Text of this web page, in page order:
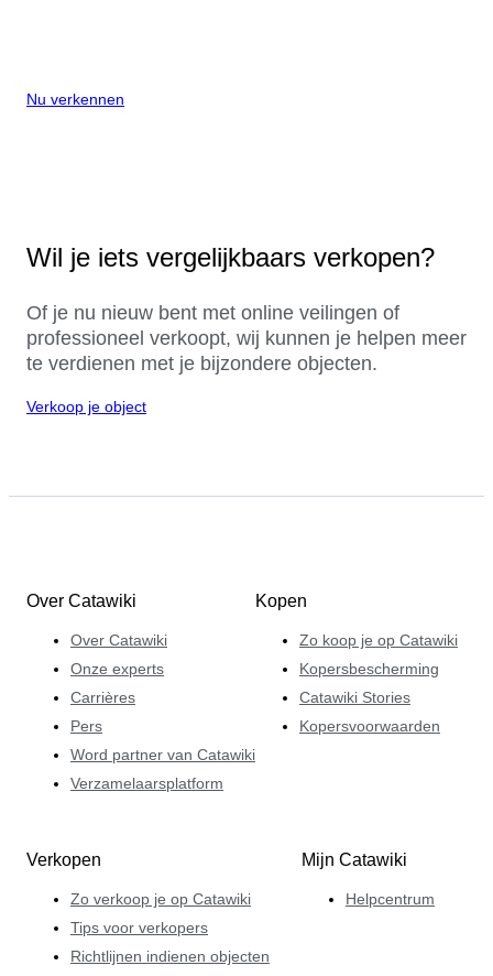
Nu verkennen
Wil je iets vergelijkbaars verkopen?
Of je nu nieuw bent met online veilingen of
professioneel verkoopt, wij kunnen je helpen meer
te verdienen met je bijzondere objecten.
Verkoop je object
Over Catawiki
Over Catawiki
Onze experts
Carrières
Pers
Word partner van Catawiki
Verzamelaarsplatform
Kopen
Zo koop je op Catawiki
Kopersbescherming
Catawiki Stories
Kopersvoorwaarden
Verkopen
Zo verkoop je op Catawiki
Tips voor verkopers
Richtlijnen indienen objecten
Mijn Catawiki
Helpcentrum